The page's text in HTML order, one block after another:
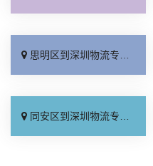
思明区到深圳物流专线_合理收费「一站直达」
同安区到深圳物流专线_高效运输「门到门接送」